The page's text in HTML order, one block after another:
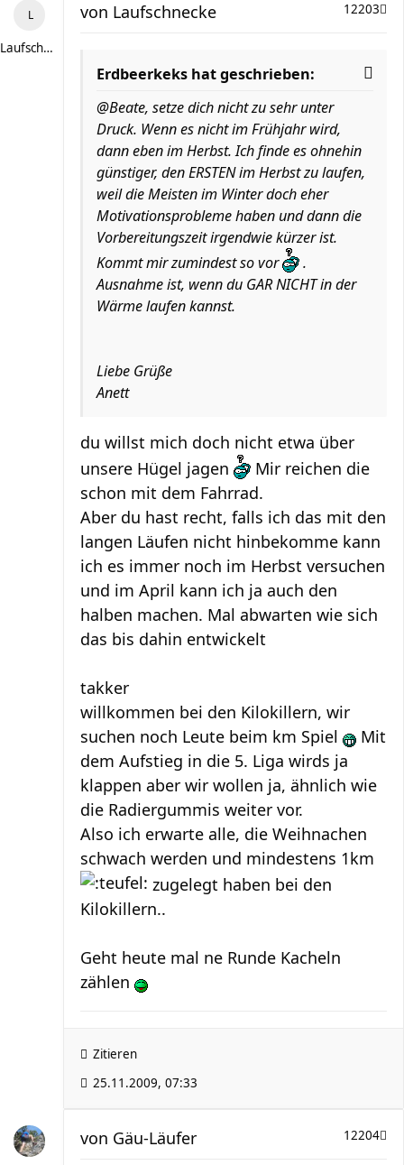
Laufschnecke
12203
von Laufschnecke
Erdbeerkeks hat geschrieben:
@Beate, setze dich nicht zu sehr unter
Druck. Wenn es nicht im Frühjahr wird,
dann eben im Herbst. Ich finde es ohnehin
günstiger, den ERSTEN im Herbst zu laufen,
weil die Meisten im Winter doch eher
Motivationsprobleme haben und dann die
Vorbereitungszeit irgendwie kürzer ist.
Kommt mir zumindest so vor
.
Ausnahme ist, wenn du GAR NICHT in der
Wärme laufen kannst.
Liebe Grüße
Anett
du willst mich doch nicht etwa über
unsere Hügel jagen
Mir reichen die
schon mit dem Fahrrad.
Aber du hast recht, falls ich das mit den
langen Läufen nicht hinbekomme kann
ich es immer noch im Herbst versuchen
und im April kann ich ja auch den
halben machen. Mal abwarten wie sich
das bis dahin entwickelt
takker
willkommen bei den Kilokillern, wir
suchen noch Leute beim km Spiel
Mit
dem Aufstieg in die 5. Liga wirds ja
klappen aber wir wollen ja, ähnlich wie
die Radiergummis weiter vor.
Also ich erwarte alle, die Weihnachen
schwach werden und mindestens 1km
zugelegt haben bei den
Kilokillern..
Geht heute mal ne Runde Kacheln
zählen
Zitieren
25.11.2009, 07:33
12204
von Gäu-Läufer